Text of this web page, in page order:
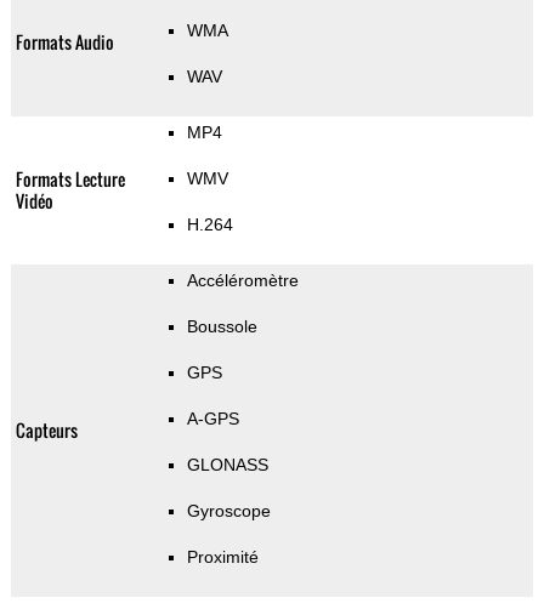
Formats Audio WMA
WAV
Formats Lecture
Vidéo
MP4
WMV
H.264
Capteurs
Accéléromètre
Boussole
GPS
A-GPS
GLONASS
Gyroscope
Proximité